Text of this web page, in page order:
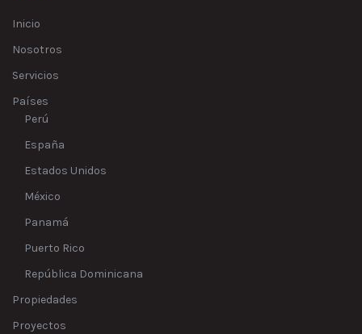
Inicio
Nosotros
Servicios
Países
Perú
España
Estados Unidos
México
Panamá
Puerto Rico
República Dominicana
Propiedades
Proyectos